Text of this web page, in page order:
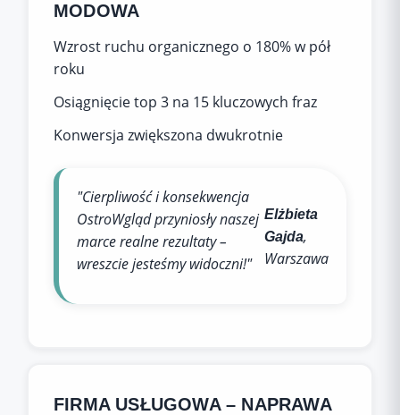
MODOWA
Wzrost ruchu organicznego o 180% w pół
roku
Osiągnięcie top 3 na 15 kluczowych fraz
Konwersja zwiększona dwukrotnie
"Cierpliwość i konsekwencja
OstroWgląd przyniosły naszej
marce realne rezultaty –
wreszcie jesteśmy widoczni!"
Elżbieta
Gajda,
Warszawa
FIRMA USŁUGOWA – NAPRAWA